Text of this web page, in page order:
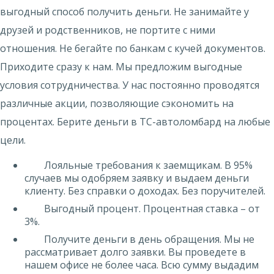
выгодный способ получить деньги. Не занимайте у
друзей и родственников, не портите с ними
отношения. Не бегайте по банкам с кучей документов.
Приходите сразу к нам. Мы предложим выгодные
условия сотрудничества. У нас постоянно проводятся
различные акции, позволяющие сэкономить на
процентах. Берите деньги в ТС-автоломбард на любые
цели.
Лояльные требования к заемщикам. В 95%
случаев мы одобряем заявку и выдаем деньги
клиенту. Без справки о доходах. Без поручителей.
Выгодный процент. Процентная ставка – от
3%.
Получите деньги в день обращения. Мы не
рассматривает долго заявки. Вы проведете в
нашем офисе не более часа. Всю сумму выдадим